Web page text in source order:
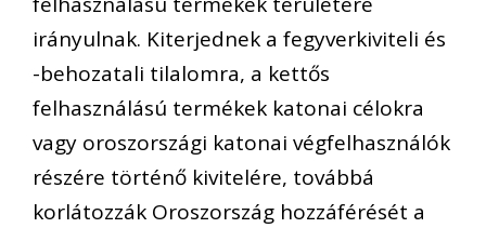
irányulnak. Kiterjednek a fegyverkiviteli és
-behozatali tilalomra, a kettős
felhasználású termékek katonai célokra
vagy oroszországi katonai végfelhasználók
részére történő kivitelére, továbbá
korlátozzák Oroszország hozzáférését a